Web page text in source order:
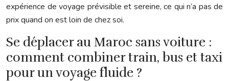
expérience de voyage prévisible et sereine, ce qui n’a pas de
prix quand on est loin de chez soi.
Se déplacer au Maroc sans voiture :
comment combiner train, bus et taxi
pour un voyage fluide ?